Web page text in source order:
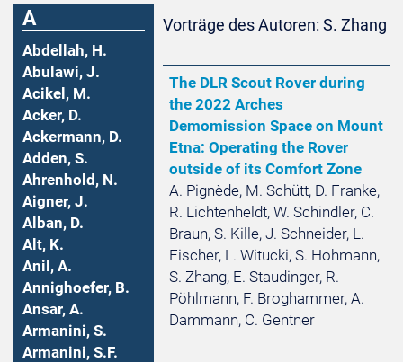
A
Abdellah, H.
Abulawi, J.
Acikel, M.
Acker, D.
Ackermann, D.
Adden, S.
Ahrenhold, N.
Aigner, J.
Alban, D.
Alt, K.
Anil, A.
Annighoefer, B.
Ansar, A.
Armanini, S.
Armanini, S.F.
Vorträge des Autoren: S. Zhang
The DLR Scout Rover during
the 2022 Arches
Demomission Space on Mount
Etna: Operating the Rover
outside of its Comfort Zone
A. Pignède, M. Schütt, D. Franke,
R. Lichtenheldt, W. Schindler, C.
Braun, S. Kille, J. Schneider, L.
Fischer, L. Witucki, S. Hohmann,
S. Zhang, E. Staudinger, R.
Pöhlmann, F. Broghammer, A.
Dammann, C. Gentner